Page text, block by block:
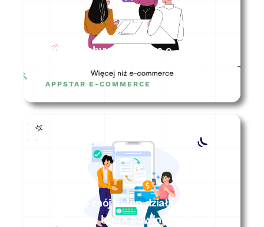
Gdzie zdobywać wiedzę o
APPSTAR E-COMMERCE
Dlaczego mój sklep działa wolno?
– 7 rzeczy, które powinieneś